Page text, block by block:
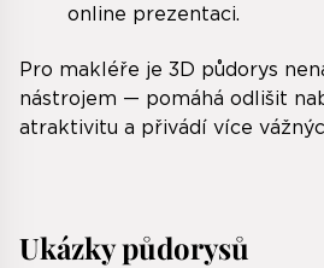
online prezentaci.
Pro makléře je 3D půdorys
nástrojem — pomáhá odlišit
atraktivitu a přivádí více
Ukázky půdorysů